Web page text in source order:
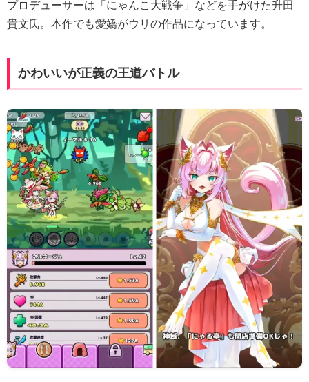
プロデューサーは「にゃんこ大戦争」などを手がけた升田
貴文氏。本作でも愛嬌がウリの作品になっています。
かわいいが正義の王道バトル